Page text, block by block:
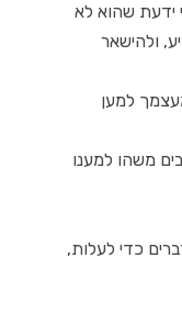
ידעת שהוא לא
ולהישאר
למען
משהו למענו
כדי לעלות,